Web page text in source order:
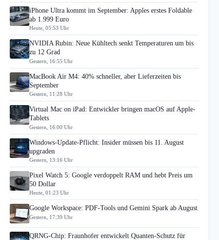
iPhone Ultra kommt im September: Apples erstes Foldable
ab 1.999 Euro
Heute, 05:53 Uhr
NVIDIA Rubin: Neue Kühltech senkt Temperaturen um bis
zu 12 Grad
Gestern, 16:55 Uhr
MacBook Air M4: 40% schneller, aber Lieferzeiten bis
September
Gestern, 11:28 Uhr
Virtual Mac on iPad: Entwickler bringen macOS auf Apple-
Tablets
Gestern, 16:00 Uhr
Windows-Update-Pflicht: Insider müssen bis 11. August
upgraden
Gestern, 13:16 Uhr
Pixel Watch 5: Google verdoppelt RAM und hebt Preis um
50 Dollar
Heute, 01:23 Uhr
Google Workspace: PDF-Tools und Gemini Spark ab August
Gestern, 17:39 Uhr
QRNG-Chip: Fraunhofer entwickelt Quanten-Schutz für